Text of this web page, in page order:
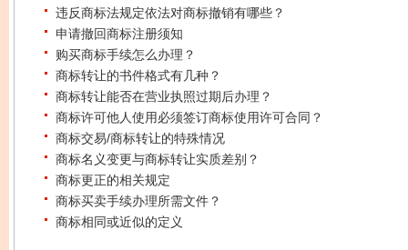
违反商标法规定依法对商标撤销有哪些？
申请撤回商标注册须知
购买商标手续怎么办理？
商标转让的书件格式有几种？
商标转让能否在营业执照过期后办理？
商标许可他人使用必须签订商标使用许可合同？
商标交易/商标转让的特殊情况
商标名义变更与商标转让实质差别？
商标更正的相关规定
商标买卖手续办理所需文件？
商标相同或近似的定义